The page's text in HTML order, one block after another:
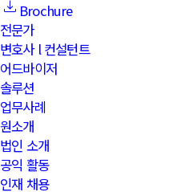
Brochure
전문가
변호사 l 컨설턴트
어드바이저
솔루션
업무사례
원소개
법인 소개
공익 활동
인재 채용